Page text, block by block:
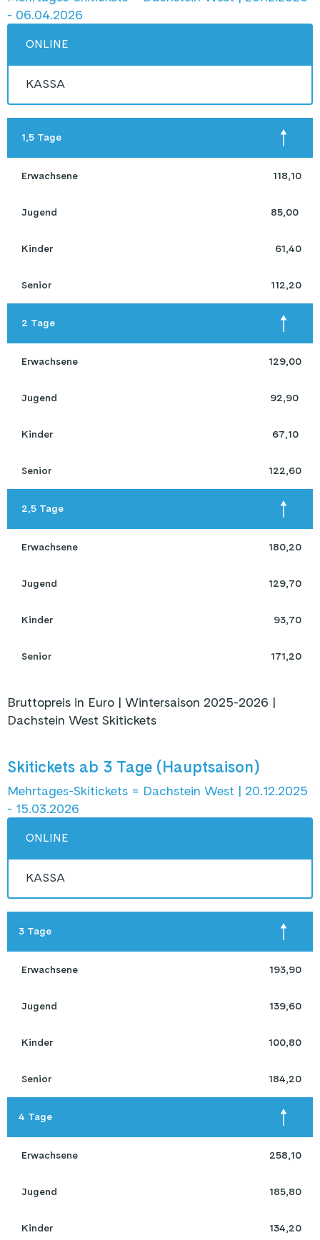
- 06.04.2026
ONLINE
KASSA
1,5 Tage
Erwachsene 118,10
Jugend 85,00
Kinder 61,40
Senior 112,20
2 Tage
Erwachsene 129,00
Jugend 92,90
Kinder 67,10
Senior 122,60
2,5 Tage
Erwachsene 180,20
Jugend 129,70
Kinder 93,70
Senior 171,20
Bruttopreis in Euro | Wintersaison 2025-2026 |
Dachstein West Skitickets
Skitickets ab 3 Tage (Hauptsaison)
Mehrtages-Skitickets = Dachstein West | 20.12.2025
- 15.03.2026
ONLINE
KASSA
3 Tage
Erwachsene 193,90
Jugend 139,60
Kinder 100,80
Senior 184,20
4 Tage
Erwachsene 258,10
Jugend 185,80
Kinder 134,20